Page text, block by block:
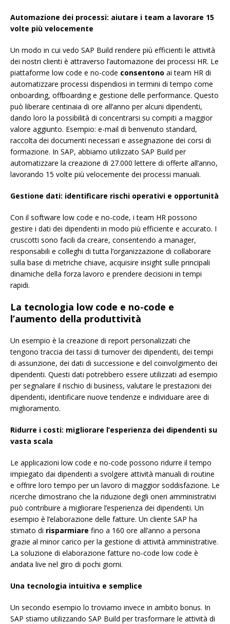
Automazione dei processi: aiutare i team a lavorare 15
volte più velocemente
Un modo in cui vedo SAP Build rendere più efficienti le attività
dei nostri clienti è attraverso l’automazione dei processi HR. Le
piattaforme low code e no-code consentono ai team HR di
automatizzare processi dispendiosi in termini di tempo come
onboarding, offboarding e gestione delle performance. Questo
può liberare centinaia di ore all’anno per alcuni dipendenti,
dando loro la possibilità di concentrarsi su compiti a maggior
valore aggiunto. Esempio: e-mail di benvenuto standard,
raccolta dei documenti necessari e assegnazione dei corsi di
formazione. In SAP, abbiamo utilizzato SAP Build per
automatizzare la creazione di 27.000 lettere di offerte all’anno,
lavorando 15 volte più velocemente dei processi manuali.
Gestione dati: identificare rischi operativi e opportunità
Con il software low code e no-code, i team HR possono
gestire i dati dei dipendenti in modo più efficiente e accurato. I
cruscotti sono facili da creare, consentendo a manager,
responsabili e colleghi di tutta l’organizzazione di collaborare
sulla base di metriche chiave, acquisire insight sulle principali
dinamiche della forza lavoro e prendere decisioni in tempi
rapidi.
La tecnologia low code e no-code e
l’aumento della produttività
Un esempio è la creazione di report personalizzati che
tengono traccia dei tassi di turnover dei dipendenti, dei tempi
di assunzione, dei dati di successione e del coinvolgimento dei
dipendenti. Questi dati potrebbero essere utilizzati ad esempio
per segnalare il rischio di business, valutare le prestazioni dei
dipendenti, identificare nuove tendenze e individuare aree di
miglioramento.
Ridurre i costi: migliorare l’esperienza dei dipendenti su
vasta scala
Le applicazioni low code e no-code possono ridurre il tempo
impiegato dai dipendenti a svolgere attività manuali di routine
e offrire loro tempo per un lavoro di maggior soddisfazione. Le
ricerche dimostrano che la riduzione degli oneri amministrativi
può contribuire a migliorare l’esperienza dei dipendenti. Un
esempio è l’elaborazione delle fatture. Un cliente SAP ha
stimato di risparmiare fino a 160 ore all’anno a persona
grazie al minor carico per la gestione di attività amministrative.
La soluzione di elaborazione fatture no-code low code è
andata live nel giro di pochi giorni.
Una tecnologia intuitiva e semplice
Un secondo esempio lo troviamo invece in ambito bonus. In
SAP stiamo utilizzando SAP Build per trasformare le attività di